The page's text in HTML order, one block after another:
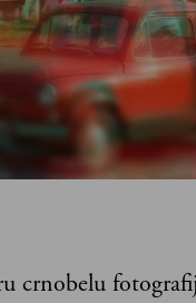
crnobelu